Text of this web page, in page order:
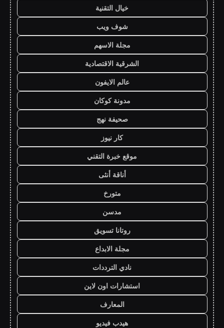
خيال التقنية
شوف ويب
مجلة الاسهم
الشرقية الاقتصادية
عالم الايفون
مدونة كوكان
صحيفة نهج
كار نيوز
موقع خبرة التقني
أناقة أنثى
متورخ
مدسن
روتانا تسويق
مجلة الابداع
نادي الترددات
استشارات اون لاين
المعارف
هيدب فيديو